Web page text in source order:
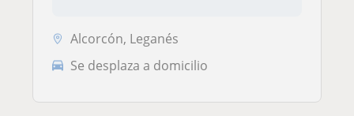
Alcorcón, Leganés
Se desplaza a domicilio